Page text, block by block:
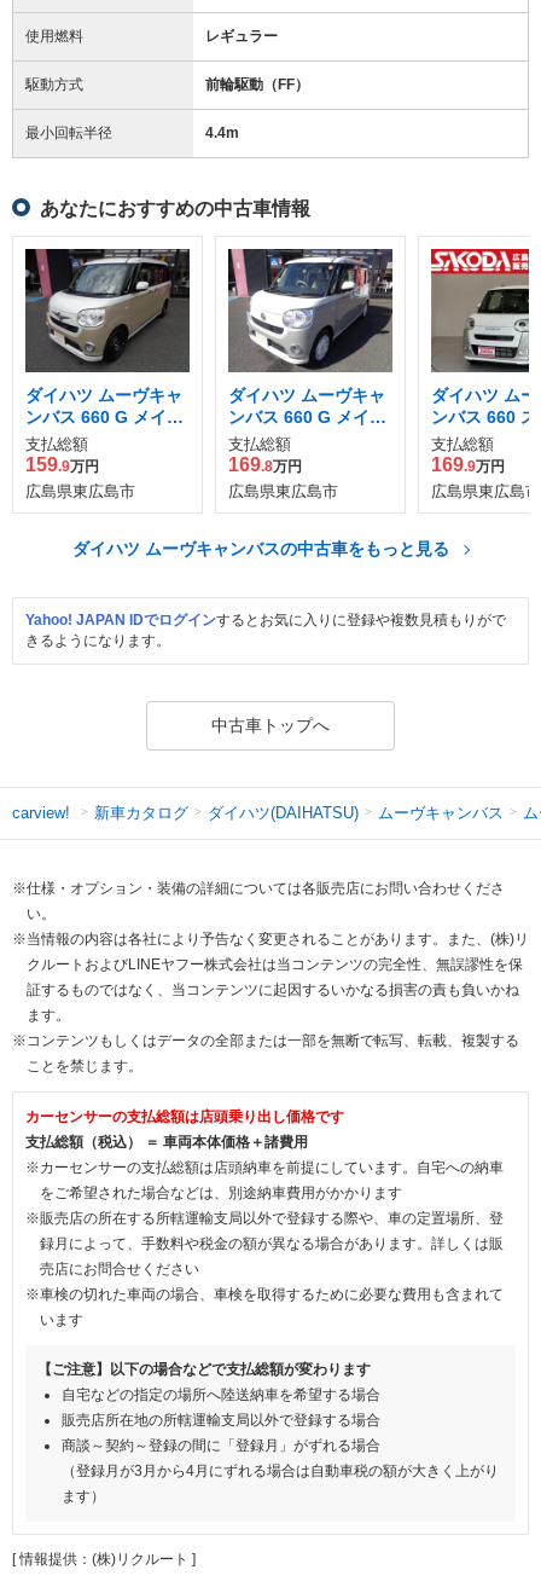
使用燃料 レギュラー
駆動方式 前輪駆動（FF）
最小回転半径 4.4m
あなたにおすすめの中古車情報
ダイハツ ムーヴキャ
ンバス 660 G メイク
アップ SAII
支払総額
159.9万円
広島県東広島市
ダイハツ ムーヴキャ
ンバス 660 G メイク
アップVS SAIII
支払総額
169.8万円
広島県東広島市
ダイハツ ム
ンバス 660
プス G
支払総額
169.9万円
広島県東広島市
ダイハツ ムーヴキャンバスの中古車をもっと見る
Yahoo! JAPAN IDでログインするとお気に入りに登録や複数見積もりがで
きるようになります。
中古車トップへ
carview! 新車カタログ ダイハツ(DAIHATSU) ムーヴキャンバス
※仕様・オプション・装備の詳細については各販売店にお問い合わせくださ
い。
※当情報の内容は各社により予告なく変更されることがあります。また、(株)リ
クルートおよびLINEヤフー株式会社は当コンテンツの完全性、無誤謬性を保
証するものではなく、当コンテンツに起因するいかなる損害の責も負いかね
ます。
※コンテンツもしくはデータの全部または一部を無断で転写、転載、複製する
ことを禁じます。
カーセンサーの支払総額は店頭乗り出し価格です
支払総額（税込） ＝ 車両本体価格＋諸費用
※カーセンサーの支払総額は店頭納車を前提にしています。自宅への納車
をご希望された場合などは、別途納車費用がかかります
※販売店の所在する所轄運輸支局以外で登録する際や、車の定置場所、登
録月によって、手数料や税金の額が異なる場合があります。詳しくは販
売店にお問合せください
※車検の切れた車両の場合、車検を取得するために必要な費用も含まれて
います
【ご注意】以下の場合などで支払総額が変わります
自宅などの指定の場所へ陸送納車を希望する場合
販売店所在地の所轄運輸支局以外で登録する場合
商談～契約～登録の間に「登録月」がずれる場合
（登録月が3月から4月にずれる場合は自動車税の額が大きく上がり
ます）
[ 情報提供：(株)リクルート ]